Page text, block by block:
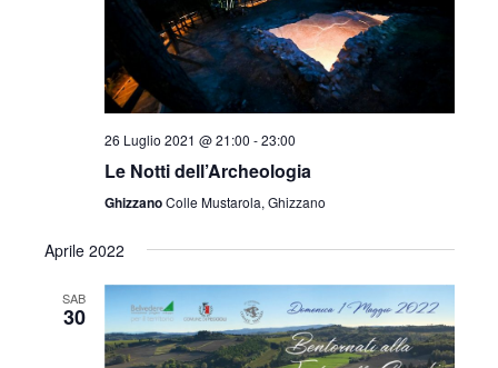
26 Luglio 2021 @ 21:00 -23:00
Le Notti dell’Archeologia
GhizzanoColle Mustarola, Ghizzano
Aprile 2022
SAB
30